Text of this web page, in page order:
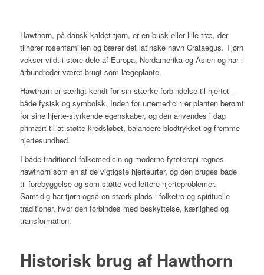
Hawthorn, på dansk kaldet tjørn, er en busk eller lille træ, der
tilhører rosenfamilien og bærer det latinske navn Crataegus. Tjørn
vokser vildt i store dele af Europa, Nordamerika og Asien og har i
århundreder været brugt som lægeplante.
Hawthorn er særligt kendt for sin stærke forbindelse til hjertet –
både fysisk og symbolsk. Inden for urtemedicin er planten berømt
for sine hjerte-styrkende egenskaber, og den anvendes i dag
primært til at støtte kredsløbet, balancere blodtrykket og fremme
hjertesundhed.
I både traditionel folkemedicin og moderne fytoterapi regnes
hawthorn som en af de vigtigste hjerteurter, og den bruges både
til forebyggelse og som støtte ved lettere hjerteproblemer.
Samtidig har tjørn også en stærk plads i folketro og spirituelle
traditioner, hvor den forbindes med beskyttelse, kærlighed og
transformation.
Historisk brug af Hawthorn